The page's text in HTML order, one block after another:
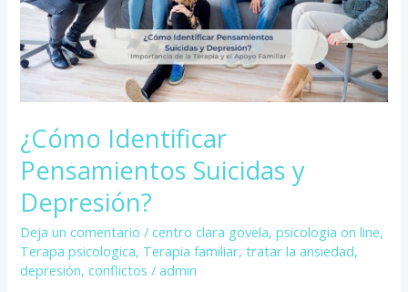
¿Cómo Identificar
Pensamientos Suicidas y
Depresión?
Deja un comentario /centro clara govela,psicologia on line,
Terapa psicologica, Terapia familiar,tratar la ansiedad,
depresión, conflictos /admin